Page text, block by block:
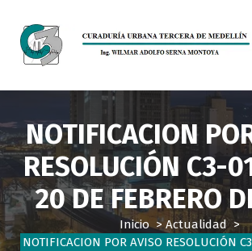
NOTIFICACION
RESOLUCIÓN C3-
20 DE FEBRERO
Inicio>Actualidad>
NOTIFICACION POR AVISO RESOLUCIÓN